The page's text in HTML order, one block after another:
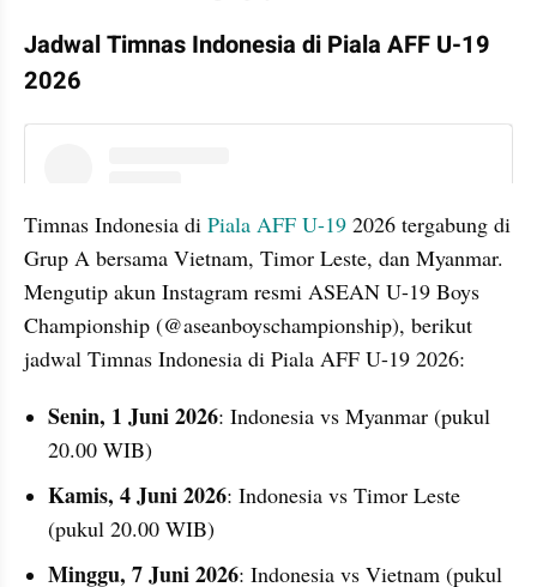
Jadwal Timnas Indonesia di Piala AFF U-19
2026
Timnas Indonesia di Piala AFF U-19 2026 tergabung di
Grup A bersama Vietnam, Timor Leste, dan Myanmar.
Mengutip akun Instagram resmi ASEAN U-19 Boys
Championship (@aseanboyschampionship), berikut
jadwal Timnas Indonesia di Piala AFF U-19 2026:
Senin, 1 Juni 2026: Indonesia vs Myanmar (pukul
20.00 WIB)
Kamis, 4 Juni 2026: Indonesia vs Timor Leste
(pukul 20.00 WIB)
Minggu, 7 Juni 2026: Indonesia vs Vietnam (pukul